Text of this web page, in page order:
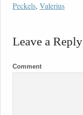
Peckels, Valerius
Leave a Reply
Comment